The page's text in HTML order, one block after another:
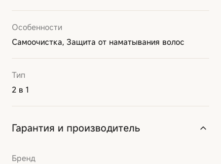
Особенности
Самоочистка, Защита от наматывания волос
Тип
2 в 1
Гарантия и производитель
Бренд